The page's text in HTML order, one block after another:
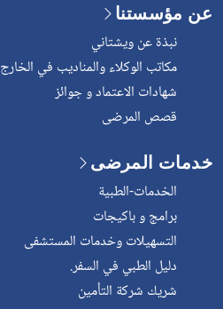
عن مؤسستنا
نبذة عن ويشتاني
مكاتب الوكلاء والمناديب في الخارج
شهادات الاعتماد و جوائز
قصص المرضى
خدمات المرضى
الخدمات-الطبية
برامج و باكيجات
التسهيلات وخدمات المستشفى
دليل الطبي في السفر.
شريك شركة التأمين